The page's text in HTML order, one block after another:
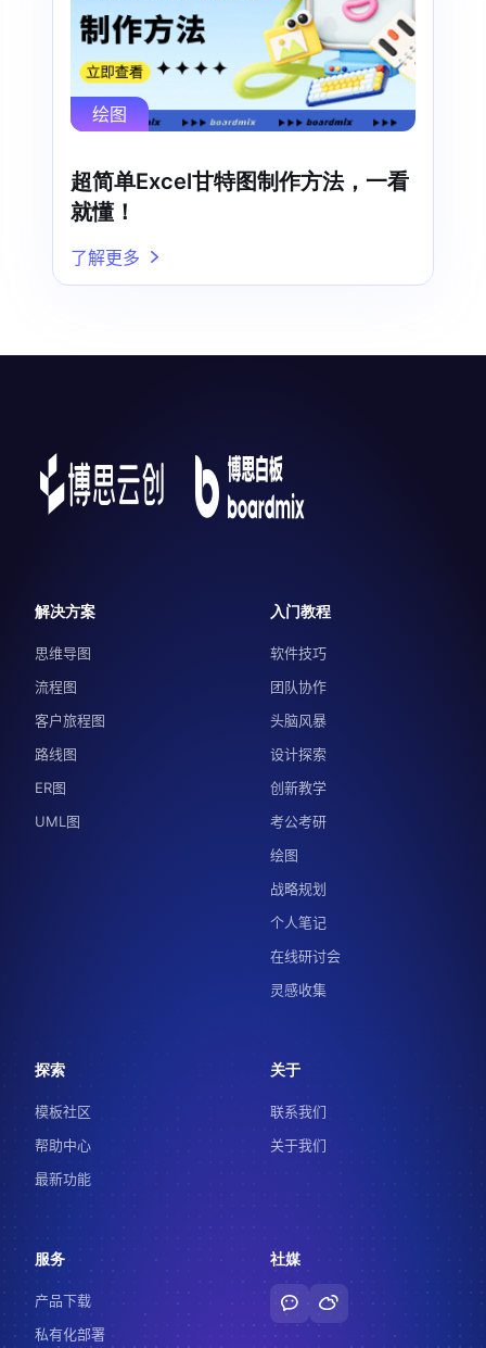
绘图
超简单Excel甘特图制作方法，一看
就懂！
了解更多
解决方案
思维导图
流程图
客户旅程图
路线图
ER图
UML图
入门教程
软件技巧
团队协作
头脑风暴
设计探索
创新教学
考公考研
绘图
战略规划
个人笔记
在线研讨会
灵感收集
探索
模板社区
帮助中心
最新功能
关于
联系我们
关于我们
服务
产品下载
私有化部署
社媒